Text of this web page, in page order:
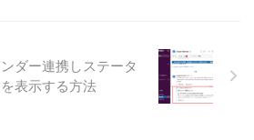
ダー連携しステータ
表示する方法